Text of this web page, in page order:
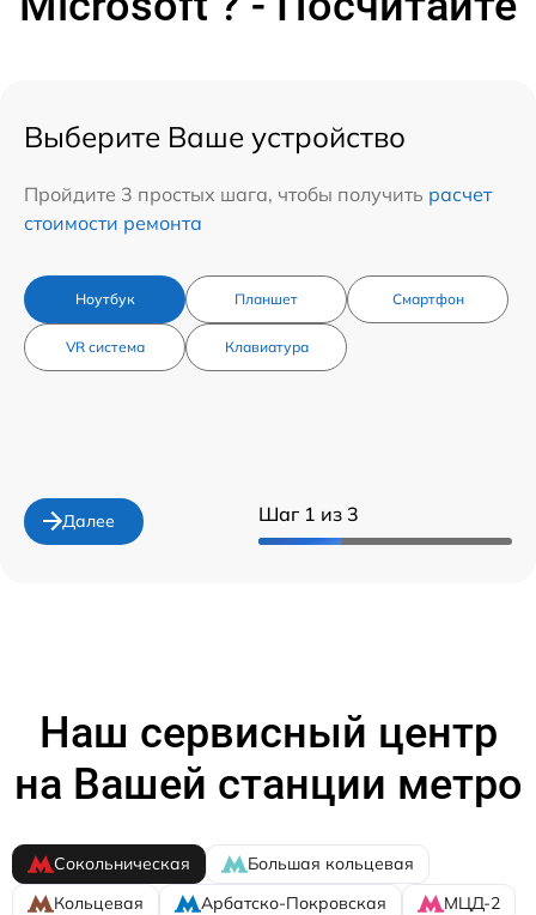
Шаг 1 из 3
Выберите Ваше устройство
Пройдите 3 простых шага, чтобы получить расчет
стоимости ремонта
Ноутбук Планшет Смартфон
VR система Клавиатура
Далее
Наш сервисный центр
на Вашей станции метро
Сокольническая
Большая кольцевая
Кольцевая
Арбатско-Покровская
МЦД-2